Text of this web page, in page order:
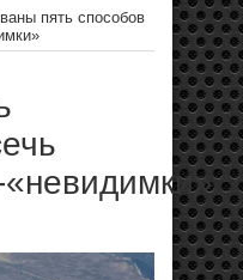
пять способов